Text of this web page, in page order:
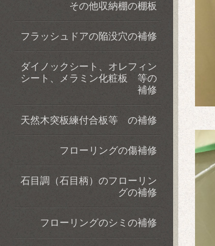
その他収納棚の棚板
フラッシュドアの陥没穴の補修
ダイノックシート、オレフィン
シート、メラミン化粧板 等の
補修
天然木突板練付合板等 の補修
フローリングの傷補修
石目調（石目柄）のフローリン
グの補修
フローリングのシミの補修